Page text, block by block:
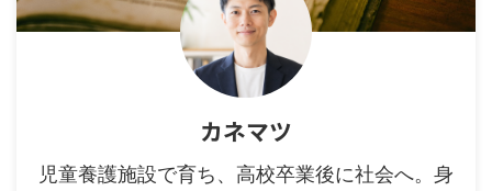
カネマツ
児童養護施設で育ち、高校卒業後に社会へ。身